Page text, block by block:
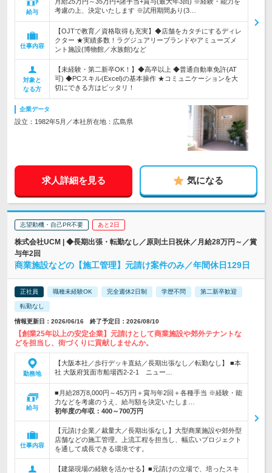
給与
考慮の上、決定いたします ※試用期間あり(3…
仕事内容
【OJTで教育／資格取得も充実】◆店舗をカタチにするディレ
クター ★実績多数！ラグジュアリーブランドやアミューズメ
ント施設(博物館／水族館)など
対象と
なる方
【未経験・第二新卒OK！】◆高卒以上 ◆普通自動車免許(AT
可) ◆PCスキル(Excel)の基本操作 ★コミュニケーションを大
切にできる方はピッタリ！
企業データ
設立：1982年5月／本社所在地：広島県
求人詳細を見る 気になる
志望動機・自己PR不要 あと2日
株式会社UCM | ◆長期出張・転勤なし／原則土日祝休／月給28万円～／賞
与年2回
商業施設などの【施工管理】元請け案件のみ／年間休日129日
正社員 職種未経験OK 完全週休2日制 学歴不問 第二新卒歓迎
転勤なし
情報更新日：2026/06/16 終了予定日：2026/08/10
【創業25年以上の安定企業】元請けとして商業施設や郊外テナントな
どを担当し、街づくりに貢献しませんか。
勤務地
【大阪本社／歩行デッキ直結／長期出張なし／転勤なし】 ■本
社 大阪府箕面市船場西2-2-1 ニュー…
給与
■月給28万8,000円～45万円＋賞与年2回＋各種手当 ※経験・能
力などを考慮のうえ、給与額を決定いたしま…
初年度の年収： 400～700万円
仕事内容
【元請け企業／裁量大／長期出張なし】大型商業施設や郊外型
店舗などの施工管理。上流工程を担当し、幅広いプロジェクト
を通して成長できる環境です。
【建築現場の経験を活かせる】■元請けの立場で、培ったスキ